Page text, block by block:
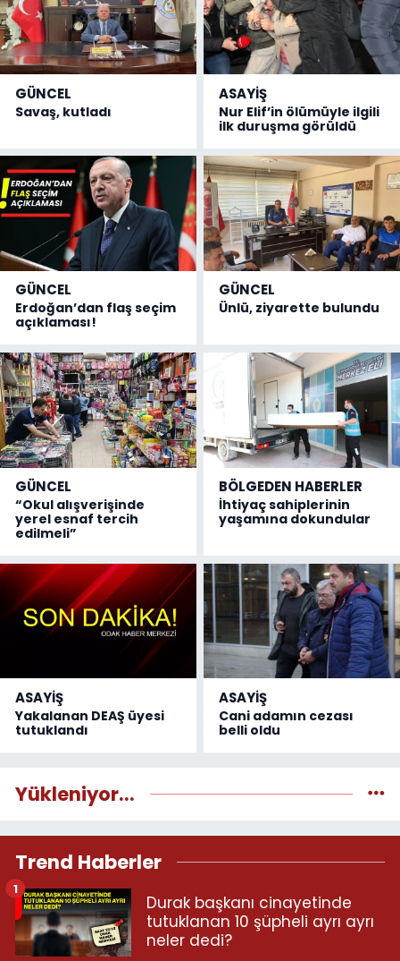
GÜNCEL
Savaş, kutladı
ASAYİŞ
Nur Elif’in ölümüyle ilgili
ilk duruşma görüldü
GÜNCEL
Erdoğan’dan flaş seçim
açıklaması!
GÜNCEL
Ünlü, ziyarette bulundu
GÜNCEL
“Okul alışverişinde
yerel esnaf tercih
edilmeli”
BÖLGEDEN HABERLER
İhtiyaç sahiplerinin
yaşamına dokundular
ASAYİŞ
Yakalanan DEAŞ üyesi
tutuklandı
ASAYİŞ
Cani adamın cezası
belli oldu
Yükleniyor...
Trend Haberler
Durak başkanı cinayetinde
tutuklanan 10 şüpheli ayrı ayrı
neler dedi?
1